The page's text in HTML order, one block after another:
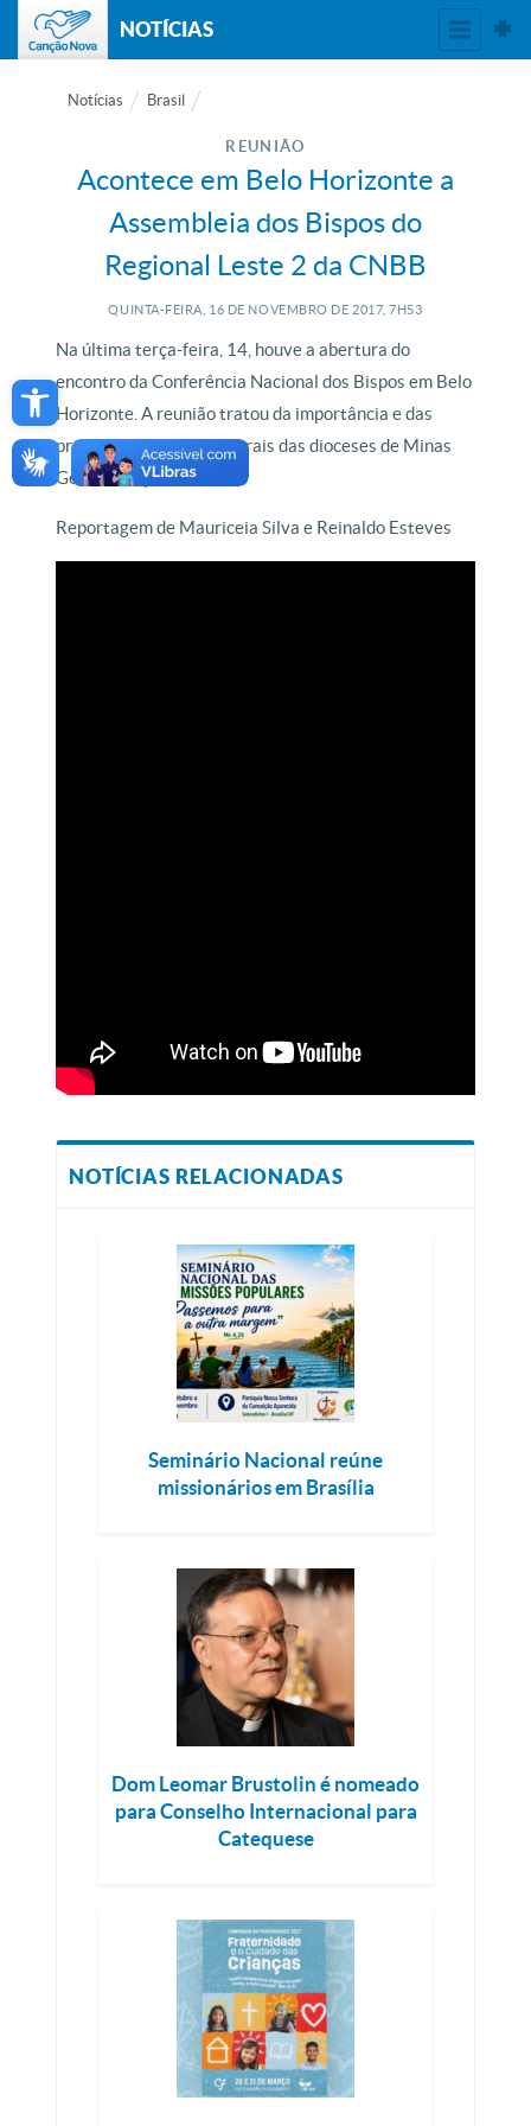
Open toolbar
NOTÍCIAS
Notícias Brasil
REUNIÃO
Acontece em Belo Horizonte a
Assembleia dos Bispos do
Regional Leste 2 da CNBB
QUINTA-FEIRA, 16 DE NOVEMBRO DE 2017, 7H53
Na última terça-feira, 14, houve a abertura do
encontro da Conferência Nacional dos Bispos em Belo
Horizonte. A reunião tratou da importância e das
problemáticas das pastorais das dioceses de Minas
Gerais e Espírito Santo.
Reportagem de Mauriceia Silva e Reinaldo Esteves
NOTÍCIAS RELACIONADAS
Seminário Nacional reúne
missionários em Brasília
Dom Leomar Brustolin é nomeado
para Conselho Internacional para
Catequese